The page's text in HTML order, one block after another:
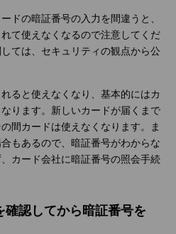
ドの暗証番号の入力を間違うと、
て使えなくなるので注意してくだ
ては、セキュリティの観点から公
ると使えなくなり、基本的にはカ
ります。新しいカードが届くまで
間カードは使えなくなります。ま
もあるので、暗証番号がわからな
カード会社に暗証番号の照会手続
確認してから暗証番号を